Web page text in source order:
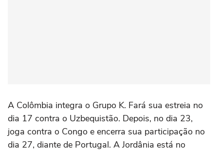
A Colômbia integra o Grupo K. Fará sua estreia no
dia 17 contra o Uzbequistão. Depois, no dia 23,
joga contra o Congo e encerra sua participação no
dia 27, diante de Portugal. A Jordânia está no